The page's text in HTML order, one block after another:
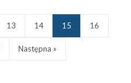
13 14 15 16
Następna »